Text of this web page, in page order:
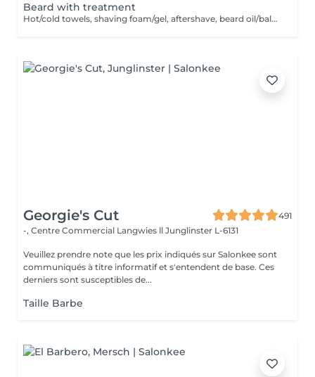
Beard with treatment
Hot/cold towels, shaving foam/gel, aftershave, beard oil/balm and wax or gel
Georgie's Cut
491
-, Centre Commercial Langwies ll Junglinster L-6131
Veuillez prendre note que les prix indiqués sur Salonkee sont
communiqués à titre informatif et s'entendent de base. Ces
derniers sont susceptibles de...
Taille Barbe